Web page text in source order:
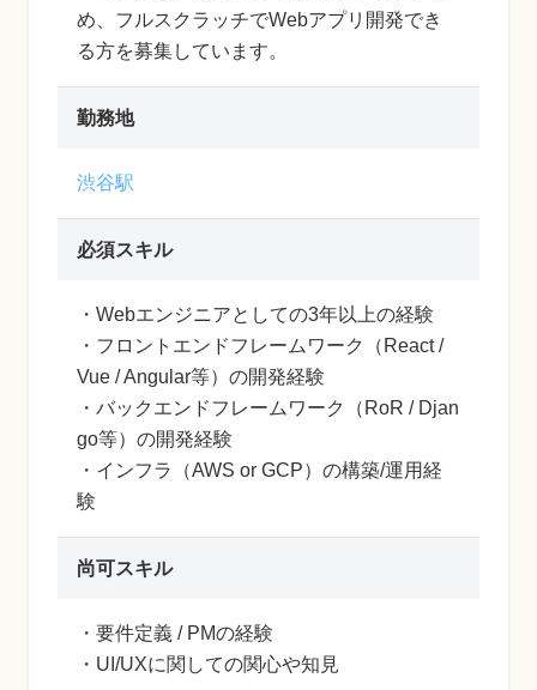
め、フルスクラッチでWebアプリ開発でき
る方を募集しています。
勤務地
渋谷駅
必須スキル
・Webエンジニアとしての3年以上の経験
・フロントエンドフレームワーク（React /
Vue / Angular等）の開発経験
・バックエンドフレームワーク（RoR / Djan
go等）の開発経験
・インフラ（AWS or GCP）の構築/運用経
験
尚可スキル
・要件定義 / PMの経験
・UI/UXに関しての関心や知見